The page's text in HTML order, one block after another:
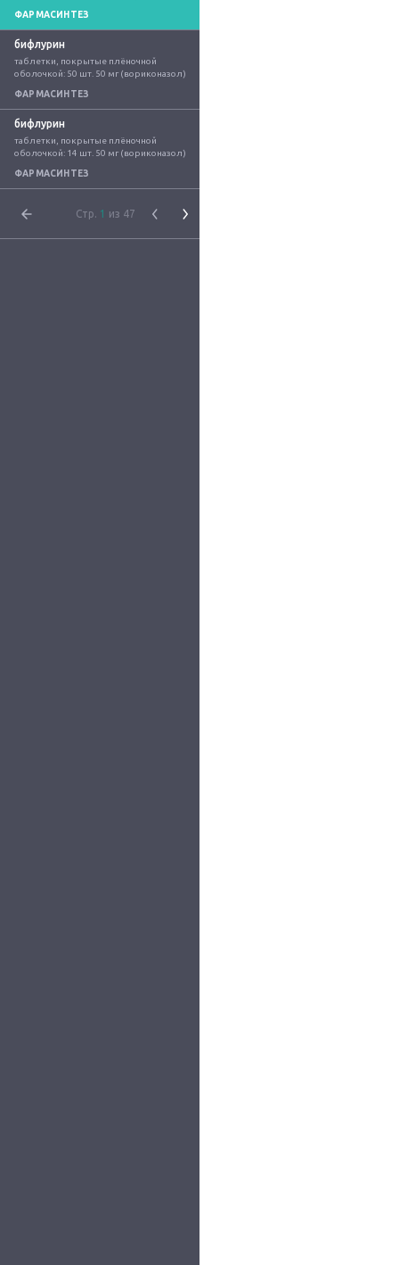
ФАРМАСИНТЕЗ
бифлурин
таблетки, покрытые плёночной
оболочкой: 50 шт. 50 мг (вориконазол)
ФАРМАСИНТЕЗ
бифлурин
таблетки, покрытые плёночной
оболочкой: 14 шт. 50 мг (вориконазол)
ФАРМАСИНТЕЗ
Стр. 1 из 47